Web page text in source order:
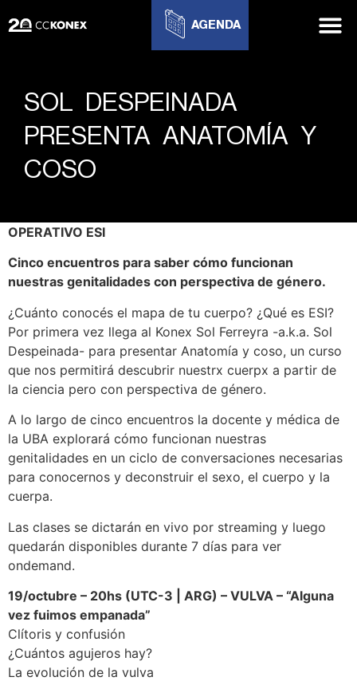
AGENDA
SOL DESPEINADA
PRESENTA ANATOMÍA Y
COSO
OPERATIVO ESI
Cinco encuentros para saber cómo funcionan
nuestras genitalidades con perspectiva de género.
¿Cuánto conocés el mapa de tu cuerpo? ¿Qué es ESI?
Por primera vez llega al Konex Sol Ferreyra -a.k.a. Sol
Despeinada- para presentar Anatomía y coso, un curso
que nos permitirá descubrir nuestrx cuerpx a partir de
la ciencia pero con perspectiva de género.
A lo largo de cinco encuentros la docente y médica de
la UBA explorará cómo funcionan nuestras
genitalidades en un ciclo de conversaciones necesarias
para conocernos y deconstruir el sexo, el cuerpo y la
cuerpa.
Las clases se dictarán en vivo por streaming y luego
quedarán disponibles durante 7 días para ver
ondemand.
19/octubre – 20hs (UTC-3 | ARG) – VULVA – “Alguna
vez fuimos empanada”
Clítoris y confusión
¿Cuántos agujeros hay?
La evolución de la vulva